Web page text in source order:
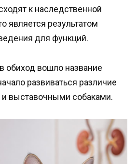
к наследственной
является результатом
для функций.
обиход вошло название
развиваться различие
выставочными собаками.